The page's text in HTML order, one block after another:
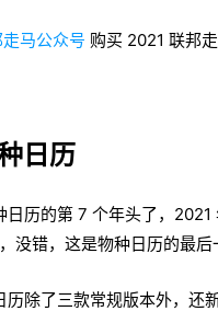
马公众号 购买 2021 联邦
日历
日历的第 7 个年头了，2021
没错，这是物种日历的最后
历除了三款常规版本外，还